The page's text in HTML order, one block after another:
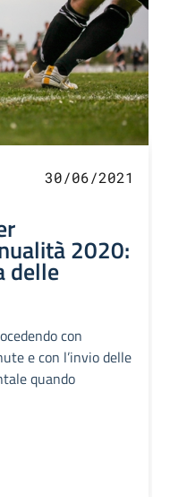
30/06/2021
2020:
delle
con
e con l’invio delle
quando